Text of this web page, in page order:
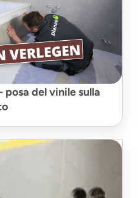
del vinile sulla